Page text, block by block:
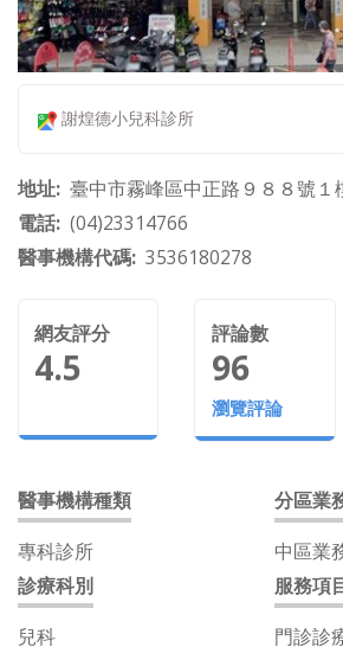
謝煌德小兒科診所
地址 臺中市霧峰區中正路９８８號１
電話 (04)23314766
醫事機構代碼 3536180278
網友評分
4.5
評論數
96
瀏覽評論
醫事機構種類
專科診所
分區業
中區業
診療科別
兒科
服務項
門診診